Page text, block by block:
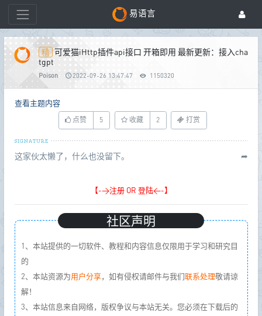
易语言
可爱猫iHttp插件api接口 开箱即用 最新更新：接入cha
tgpt
Poison 2022-09-26 13:47:47 1150320
查看主题内容
点赞 5 收藏 2 打赏
这家伙太懒了，什么也没留下。 ➦
【->注册 OR 登陆<-】
社区声明
1、本站提供的一切软件、教程和内容信息仅限用于学习和研究目
的
2、本站资源为用户分享，如有侵权请邮件与我们联系处理敬请谅
解！
3、本站信息来自网络，版权争议与本站无关。您必须在下载后的